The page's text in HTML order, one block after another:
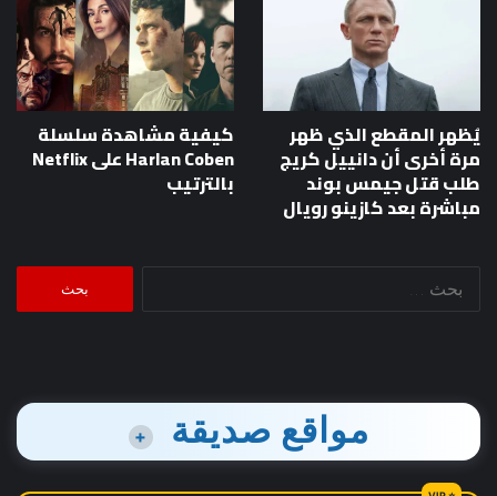
يُظهر المقطع الذي ظهر
مرة أخرى أن دانييل كريج
طلب قتل جيمس بوند
مباشرة بعد كازينو رويال
كيفية مشاهدة سلسلة
Harlan Coben على Netflix
بالترتيب
مواقع صديقة +